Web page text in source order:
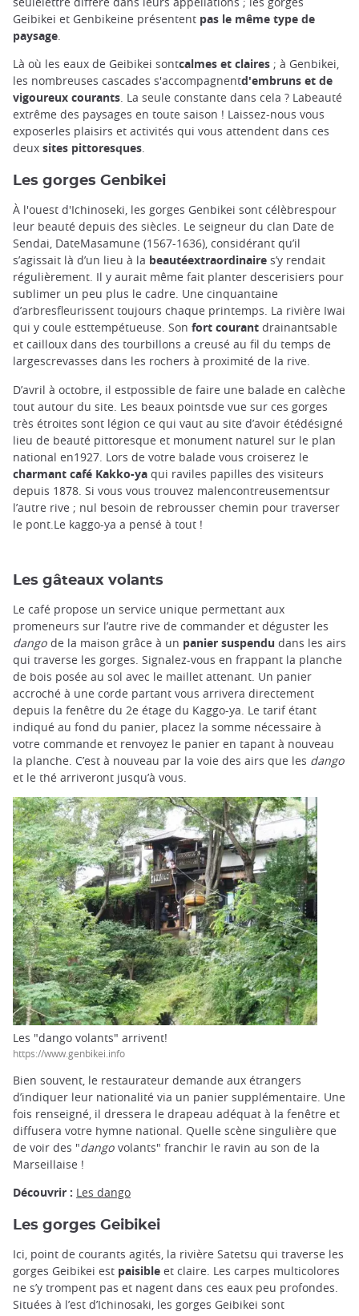
Geibikei et Genbikeine présentent pas le même type de
paysage.
Là où les eaux de Geibikei sontcalmes et claires ; à Genbikei,
les nombreuses cascades s'accompagnentd'embruns et de
vigoureux courants. La seule constante dans cela ? Labeauté
extrême des paysages en toute saison ! Laissez-nous vous
exposerles plaisirs et activités qui vous attendent dans ces
deux sites pittoresques.
Les gorges Genbikei
À l'ouest d'Ichinoseki, les gorges Genbikei sont célèbrespour
leur beauté depuis des siècles. Le seigneur du clan Date de
Sendai, DateMasamune (1567-1636), considérant qu’il
s’agissait là d’un lieu à la beautéextraordinaire s’y rendait
régulièrement. Il y aurait même fait planter descerisiers pour
sublimer un peu plus le cadre. Une cinquantaine
d’arbresfleurissent toujours chaque printemps. La rivière Iwai
qui y coule esttempétueuse. Son fort courant drainantsable
et cailloux dans des tourbillons a creusé au fil du temps de
largescrevasses dans les rochers à proximité de la rive.
D’avril à octobre, il estpossible de faire une balade en calèche
tout autour du site. Les beaux pointsde vue sur ces gorges
très étroites sont légion ce qui vaut au site d’avoir étédésigné
lieu de beauté pittoresque et monument naturel sur le plan
national en1927. Lors de votre balade vous croiserez le
charmant café Kakko-ya qui raviles papilles des visiteurs
depuis 1878. Si vous vous trouvez malencontreusementsur
l’autre rive ; nul besoin de rebrousser chemin pour traverser
le pont.Le kaggo-ya a pensé à tout !
Les gâteaux volants
Le café propose un service unique permettant aux
promeneurs sur l’autre rive de commander et déguster les
dango de la maison grâce à un panier suspendu dans les airs
qui traverse les gorges. Signalez-vous en frappant la planche
de bois posée au sol avec le maillet attenant. Un panier
accroché à une corde partant vous arrivera directement
depuis la fenêtre du 2e étage du Kaggo-ya. Le tarif étant
indiqué au fond du panier, placez la somme nécessaire à
votre commande et renvoyez le panier en tapant à nouveau
la planche. C’est à nouveau par la voie des airs que les dango
et le thé arriveront jusqu’à vous.
Les "dango volants" arrivent!
https://www.genbikei.info
Bien souvent, le restaurateur demande aux étrangers
d’indiquer leur nationalité via un panier supplémentaire. Une
fois renseigné, il dressera le drapeau adéquat à la fenêtre et
diffusera votre hymne national. Quelle scène singulière que
de voir des "dango volants" franchir le ravin au son de la
Marseillaise !
Découvrir : Les dango
Les gorges Geibikei
Ici, point de courants agités, la rivière Satetsu qui traverse les
gorges Geibikei est paisible et claire. Les carpes multicolores
ne s’y trompent pas et nagent dans ces eaux peu profondes.
Situées à l’est d’Ichinosaki, les gorges Geibikei sont